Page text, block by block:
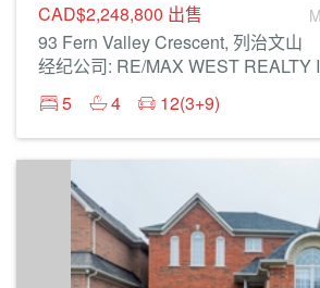
CAD$2,248,800 出售
93 Fern Valley Crescent, 列治文山
经纪公司: RE/MAX WEST REALTY
5
4 12(3+9)